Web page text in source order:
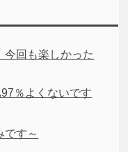
今回も楽しかった
％よくないです
です～